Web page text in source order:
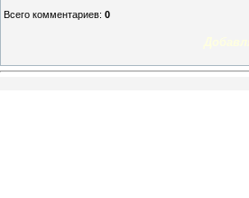
Всего комментариев: 0